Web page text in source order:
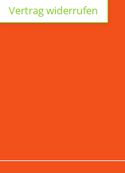
Vertrag widerrufen